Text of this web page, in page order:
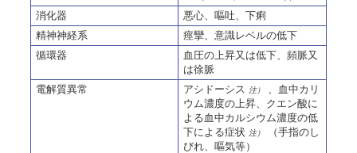
消化器
悪心、嘔吐、下痢
精神神経系
痙攣、意識レベルの低下
循環器
血圧の上昇又は低下、頻脈又
は徐脈
電解質異常
アシドーシス 注）
、血中カリ
ウム濃度の上昇、クエン酸に
よる血中カルシウム濃度の低
下による症状 注）
（手指のし
びれ、嘔気等）